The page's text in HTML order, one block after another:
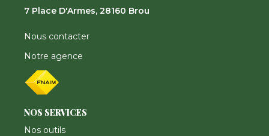
7 Place D'Armes, 28160 Brou
Nous contacter
Notre agence
NOS SERVICES
Nos outils